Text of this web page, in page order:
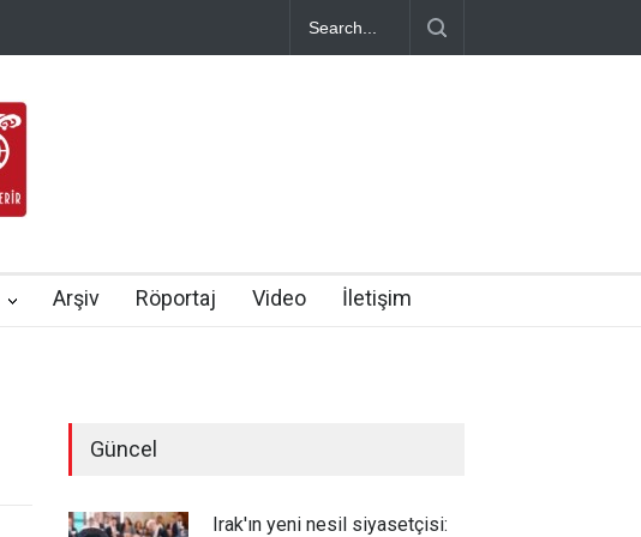
Arşiv Röportaj Video İletişim
Güncel
Irak'ın yeni nesil siyasetçisi: